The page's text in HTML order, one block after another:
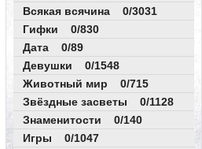
Всякая всячина 0/3031
Гифки 0/830
Дата 0/89
Девушки 0/1548
Животный мир 0/715
Звёздные засветы 0/1128
Знаменитости 0/140
Игры 0/1047